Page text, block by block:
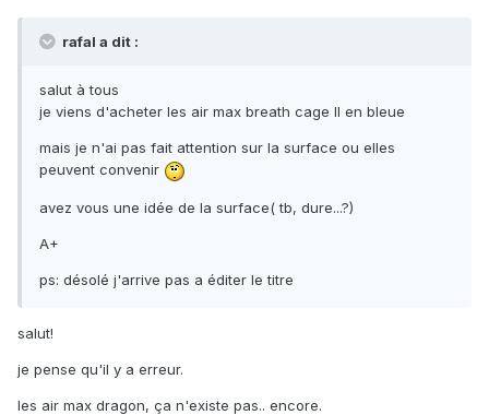
rafal a dit :
salut à tous
je viens d'acheter les air max breath cage II en bleue
mais je n'ai pas fait attention sur la surface ou elles
peuvent convenir
avez vous une idée de la surface( tb, dure...?)
A+
ps: désolé j'arrive pas a éditer le titre
salut!
je pense qu'il y a erreur.
les air max dragon, ça n'existe pas.. encore.